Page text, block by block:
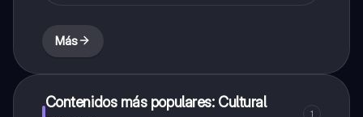
Más
Contenidos más populares: Cultural
1